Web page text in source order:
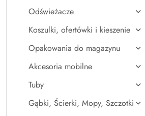
Odświeżacze
Koszulki, ofertówki i kieszenie
Opakowania do magazynu
Akcesoria mobilne
Tuby
Gąbki, Ścierki, Mopy, Szczotki